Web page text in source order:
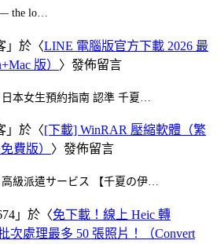
the lo…
」於〈LINE 電腦版官方下載 2026 最
版） 〉發佈留言
本女生預約指南 認準 千夏…
」於〈[下載] WinRAR 壓縮軟體（繁
費版） 〉發佈留言
高級派遣サービス 【千夏の伊…
」於〈免下載！線上 Heic 轉
次處理最多 50 張照片！（Convert